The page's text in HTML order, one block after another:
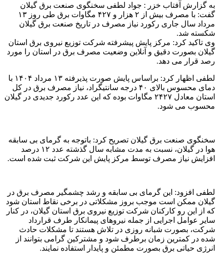
به گزارش آفتاب خزر : جواد لطفی سخنگوی صنعت برق گیلان
گفت: با مصرف بیش از ۲ هزار و ۴۲۷ مگاوات برق طی روز ۱۳
مرداد سال جاری رکورد نیاز مصرف در تاریخ صنعت برق گیلان
شکسته شد.
وی تاکید کرد: مرکز پایش پیشرفته شرکت توزیع نیروی برق استان
گیلان بصورت دقیق و آنلاین وضعیت مصرف برق در استان را مورد
رصد قرار می دهد.
لطفی اظهار کرد: براساس پایش صورت پذیرفته ۱۳ مرداد ۱۴۰۴ با
دمای محسوس بالای ۴۰ درجه سانتیگراد، نیاز مصرف برق در کل
استان معادل ۲۴۲۷ مگاوات بوده که این عدد رکورد جدیدی در گیلان
محسوب می شود.
سخنگوی صنعت برق گیلان تصریح کرد: باتوجه به گرمای بی سابقه
هوا در گیلان، نسبت به مدت مشابه سال گذشته عدد ۱۲ درصد
افزایش نیاز مصرف توسط مرکز پایش این شرکت ثبت شده است.
لطفی افزود: این گرمای بی سابقه و رشد چشمگیر مصرف برق در
گیلان ممکن است موجب بروز مشکلاتی در برخی نقاط استان شود
که از این رو کارکنان شرکت توزیع نیروی برق استان گیلان، در کنار
سایر عوامل اجرایی از جمله نیروهای پیمانکار طرف قرارداد
شرکت، بصورت شبانه روزی در تلاش هستند تا مشکلات حادث
شده در کمترین زمان برطرف شود و مشترکین گرامی بتوانند از
انرژی حیاتی برق بصورت مطمئن و پایدار استفاده نمایند.